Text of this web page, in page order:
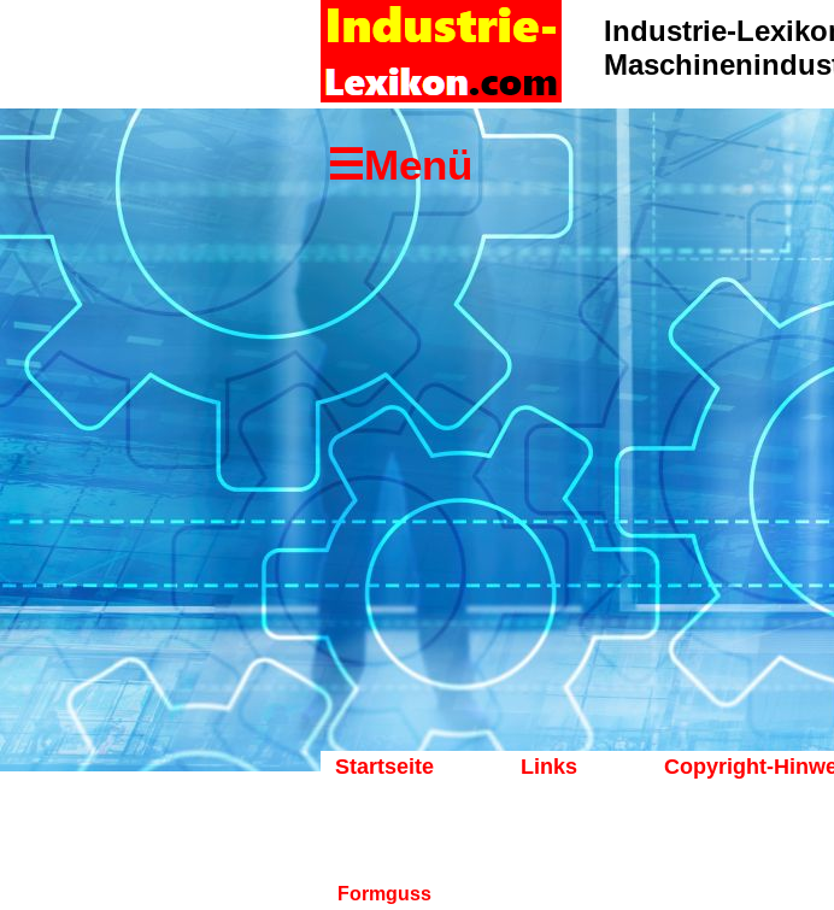
Formguss
Industrie-
Startseite Links Copyright-
Links
Copyright-
Hinweis
Impressum
Suchen
☰Menü